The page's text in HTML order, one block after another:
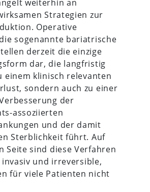
weiterhin an
Strategien zur
Operative
sogenannte bariatrische
derzeit die einzige
dar, die langfristig
einem klinisch relevanten
sondern auch zu einer
der
assoziierten
und der damit
Sterblichkeit führt. Auf
Seite sind diese Verfahren
und irreversible,
für viele Patienten nicht